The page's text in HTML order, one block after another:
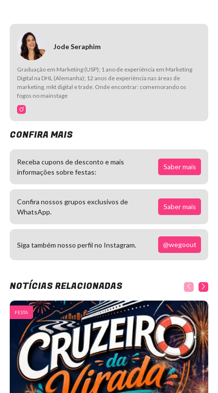
Jode Seraphim
Graduação em Marketing (USP); 1 ano de experiência em Marketing
Digital na DHL (Alemanha); 12 anos de experiência nas áreas de
marketing, mkt digital e trade. Onde encontrar: comemorando os
fogos no mainstage
CONFIRA MAIS
Receba cupons de desconto e mais
informações sobre festas:
Saber mais
Confira nossos grupos exclusivos de
WhatsApp.
Saber mais
Siga também nosso perfil no Instagram. @wegoout
NOTÍCIAS RELACIONADAS
FESTA